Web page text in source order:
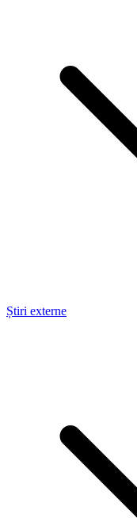
Știri externe